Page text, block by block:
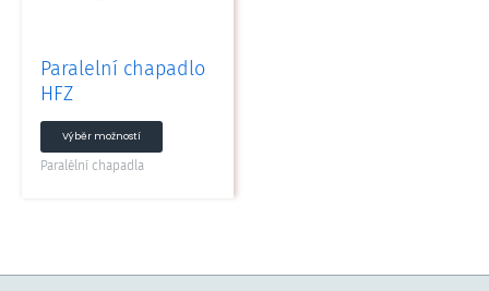
Paralelní chapadlo
HFZ
Výběr možností
stránce
Paralélní chapadla